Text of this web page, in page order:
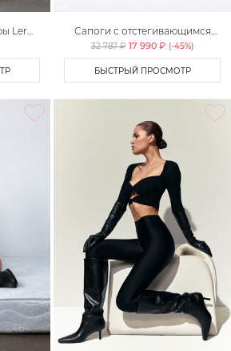
Lera
Сапоги с отстегивающимся
голенищем Lera Nena Unreal
32 787 ₽ 17 990 ₽ (-45%)
БЫСТРЫЙ ПРОСМОТР